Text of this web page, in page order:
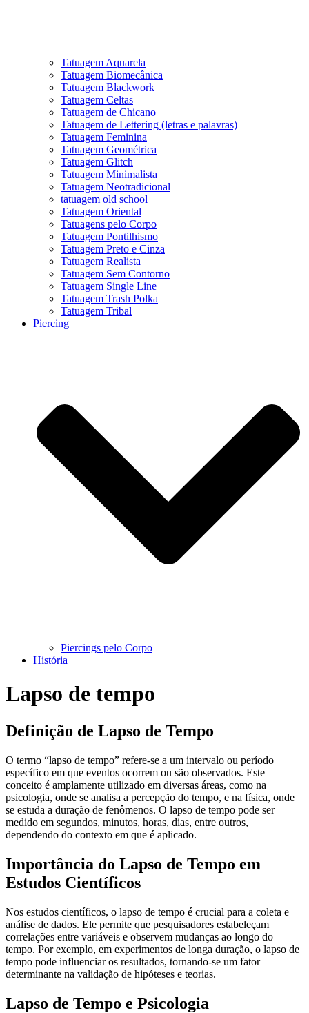
Tatuagem Aquarela
Tatuagem Biomecânica
Tatuagem Blackwork
Tatuagem Celtas
Tatuagem de Chicano
Tatuagem de Lettering (letras e palavras)
Tatuagem Feminina
Tatuagem Geométrica
Tatuagem Glitch
Tatuagem Minimalista
Tatuagem Neotradicional
tatuagem old school
Tatuagem Oriental
Tatuagens pelo Corpo
Tatuagem Pontilhismo
Tatuagem Preto e Cinza
Tatuagem Realista
Tatuagem Sem Contorno
Tatuagem Single Line
Tatuagem Trash Polka
Tatuagem Tribal
Piercing
Piercings pelo Corpo
História
Lapso de tempo
Definição de Lapso de Tempo
O termo “lapso de tempo” refere-se a um intervalo ou período
específico em que eventos ocorrem ou são observados. Este
conceito é amplamente utilizado em diversas áreas, como na
psicologia, onde se analisa a percepção do tempo, e na física, onde
se estuda a duração de fenômenos. O lapso de tempo pode ser
medido em segundos, minutos, horas, dias, entre outros,
dependendo do contexto em que é aplicado.
Importância do Lapso de Tempo em
Estudos Científicos
Nos estudos científicos, o lapso de tempo é crucial para a coleta e
análise de dados. Ele permite que pesquisadores estabeleçam
correlações entre variáveis e observem mudanças ao longo do
tempo. Por exemplo, em experimentos de longa duração, o lapso de
tempo pode influenciar os resultados, tornando-se um fator
determinante na validação de hipóteses e teorias.
Lapso de Tempo e Psicologia